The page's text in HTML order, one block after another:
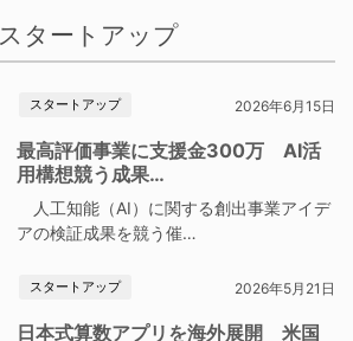
スタートアップ
スタートアップ 2026年6月15日
最高評価事業に支援金300万 AI活
用構想競う成果…
人工知能（AI）に関する創出事業アイデ
アの検証成果を競う催…
スタートアップ 2026年5月21日
日本式算数アプリを海外展開 米国